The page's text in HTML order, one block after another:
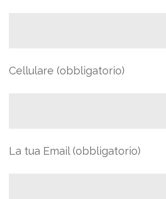
Cellulare (obbligatorio)
La tua Email (obbligatorio)